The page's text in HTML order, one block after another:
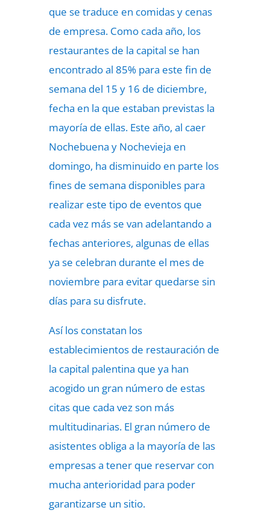
que se traduce en comidas y cenas
de empresa. Como cada año, los
restaurantes de la capital se han
encontrado al 85% para este fin de
semana del 15 y 16 de diciembre,
fecha en la que estaban previstas la
mayoría de ellas. Este año, al caer
Nochebuena y Nochevieja en
domingo, ha disminuido en parte los
fines de semana disponibles para
realizar este tipo de eventos que
cada vez más se van adelantando a
fechas anteriores, algunas de ellas
ya se celebran durante el mes de
noviembre para evitar quedarse sin
días para su disfrute.
Así los constatan los
establecimientos de restauración de
la capital palentina que ya han
acogido un gran número de estas
citas que cada vez son más
multitudinarias. El gran número de
asistentes obliga a la mayoría de las
empresas a tener que reservar con
mucha anterioridad para poder
garantizarse un sitio.